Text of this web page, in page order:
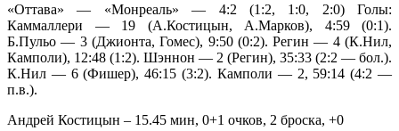
«Оттава» — «Монреаль» — 4:2 (1:2, 1:0, 2:0) Голы:
Каммаллери — 19 (А.Костицын, А.Марков), 4:59 (0:1).
Б.Пульо — 3 (Джионта, Гомес), 9:50 (0:2). Регин — 4 (К.Нил,
Камполи), 12:48 (1:2). Шэннон — 2 (Регин), 35:33 (2:2 — бол.).
К.Нил — 6 (Фишер), 46:15 (3:2). Камполи — 2, 59:14 (4:2 —
п.в.).
Андрей Костицын – 15.45 мин, 0+1 очков, 2 броска, +0